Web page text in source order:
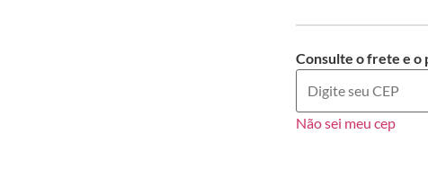
Consulte o frete e o
Não sei meu cep